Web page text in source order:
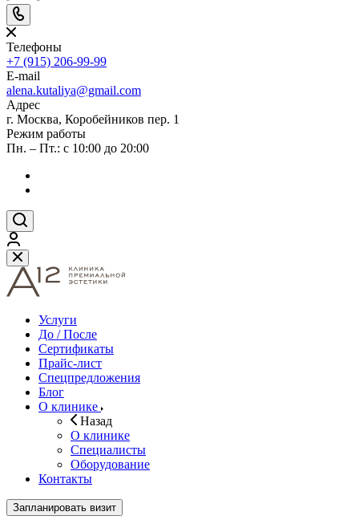
Телефоны
+7 (915) 206-99-99
E-mail
alena.kutaliya@gmail.com
Адрес
г. Москва, Коробейников пер. 1
Режим работы
Пн. – Пт.: с 10:00 до 20:00
Услуги
До / После
Сертификаты
Прайс-лист
Спецпредложения
Блог
О клинике
Назад
О клинике
Специалисты
Оборудование
Контакты
Запланировать визит